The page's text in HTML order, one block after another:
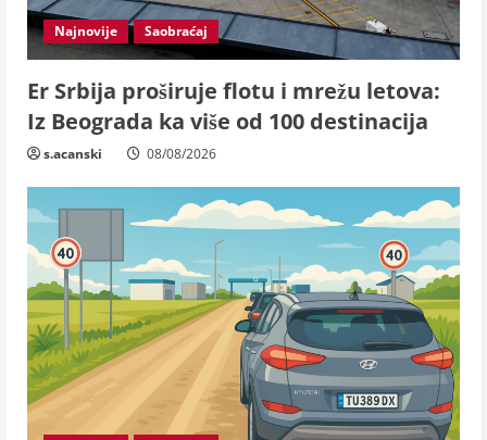
Najnovije Saobraćaj
Er Srbija proširuje flotu i mrežu letova:
Iz Beograda ka više od 100 destinacija
s.acanski 08/08/2026